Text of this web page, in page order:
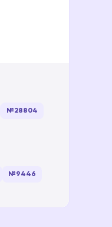
№28804
№9446